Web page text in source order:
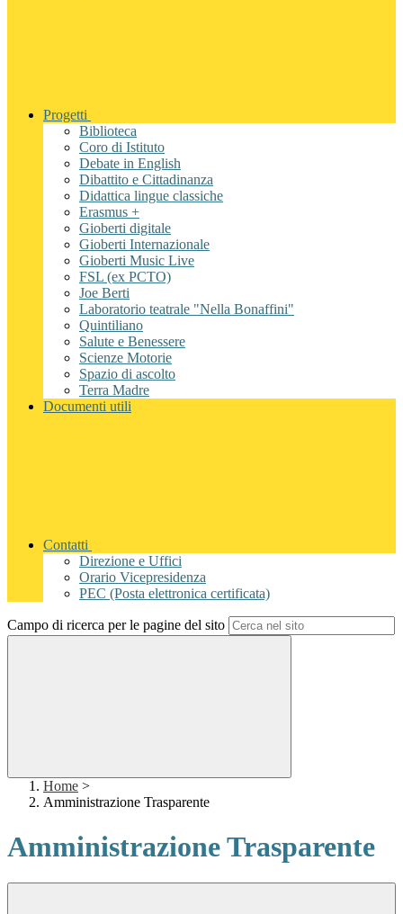
Progetti
Biblioteca
Coro di Istituto
Debate in English
Dibattito e Cittadinanza
Didattica lingue classiche
Erasmus +
Gioberti digitale
Gioberti Internazionale
Gioberti Music Live
FSL (ex PCTO)
Joe Berti
Laboratorio teatrale "Nella Bonaffini"
Quintiliano
Salute e Benessere
Scienze Motorie
Spazio di ascolto
Terra Madre
Documenti utili
Contatti
Direzione e Uffici
Orario Vicepresidenza
PEC (Posta elettronica certificata)
Campo di ricerca per le pagine del sito
Home >
Amministrazione Trasparente
Amministrazione Trasparente